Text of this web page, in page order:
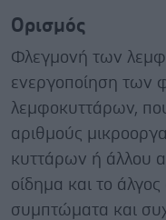
Ορισμός
Φλεγμονή των
ενεργοποίηση των
λεμφοκυττάρων,
αριθμούς
κυττάρων ή άλλου
οίδημα και το
συμπτώματα και